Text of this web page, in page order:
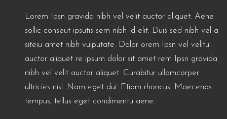
Lorem Ipsn gravida nibh vel velit auctor aliquet. Aene
sollic conseut ipsutis sem nibh id elit. Duis sed nibh vel a
siteiu amet nibh vulputate. Dolor orem Ipsn vel velitui
auctor aliquet re ipsum dolor sit amet rem Ipsn gravida
nibh vel velit auctor aliquet. Curabitur ullamcorper
ultricies nisi. Nam eget dui. Etiam rhoncus. Maecenas
tempus, tellus eget condimentu aene.